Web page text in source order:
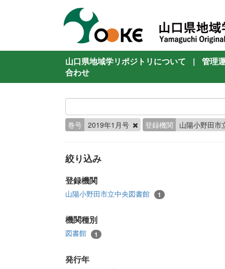
山口県地域学リポジトリについて |
管理
合わせ
巻号 2019年1月号 登録機関 山陽小野田
絞り込み
登録機関
山陽小野田市立中央図書館 1
機関種別
図書館 1
発行年